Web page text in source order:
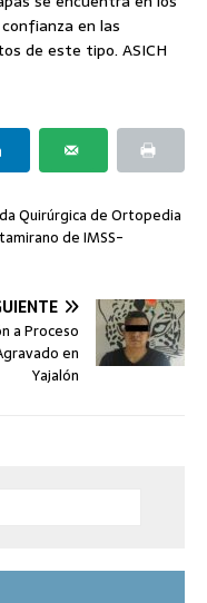
en las
de este tipo. ASICH
Quirúrgica de Ortopedia
de IMSS-
a Proceso
en
Yajalón